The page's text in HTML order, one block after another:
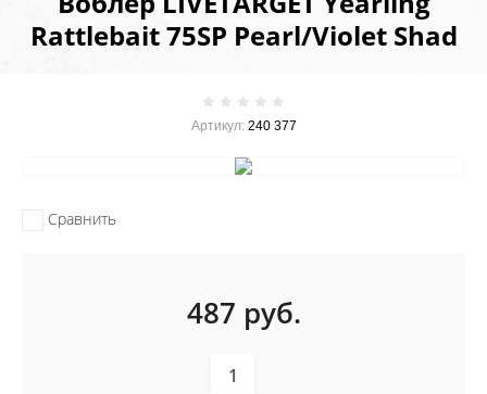
Rattlebait 75SP Pearl/Violet Shad
Артикул:240 377
Сравнить
487 руб.